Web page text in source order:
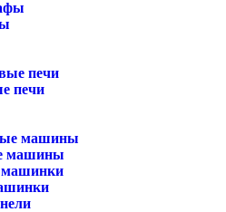
печи
машины